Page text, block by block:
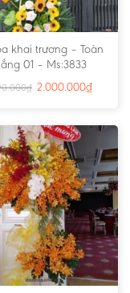
khai trương – Toàn
01 – Ms:3833
₫ 2.000.000₫